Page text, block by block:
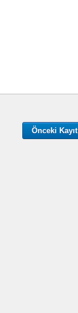
Önceki Kayıt